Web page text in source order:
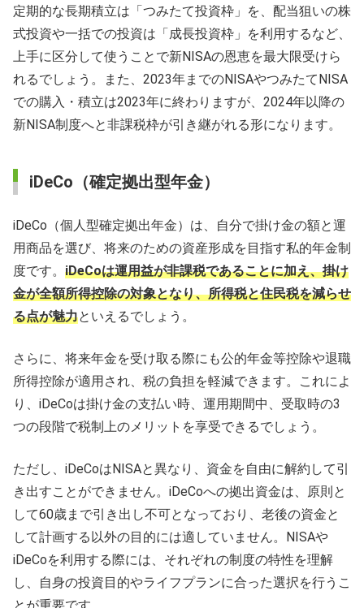
定期的な長期積立は「つみたて投資枠」を、配当狙いの株
式投資や一括での投資は「成長投資枠」を利用するなど、
上手に区分して使うことで新NISAの恩恵を最大限受けら
れるでしょう。また、2023年までのNISAやつみたてNISA
での購入・積立は2023年に終わりますが、2024年以降の
新NISA制度へと非課税枠が引き継がれる形になります。
iDeCo（確定拠出型年金）
iDeCo（個人型確定拠出年金）は、自分で掛け金の額と運
用商品を選び、将来のための資産形成を目指す私的年金制
度です。 iDeCoは運用益が非課税であることに加え、掛け
金が全額所得控除の対象となり、所得税と住民税を減らせ
る点が魅力といえるでしょう。
さらに、将来年金を受け取る際にも公的年金等控除や退職
所得控除が適用され、税の負担を軽減できます。これによ
り、iDeCoは掛け金の支払い時、運用期間中、受取時の3
つの段階で税制上のメリットを享受できるでしょう。
ただし、iDeCoはNISAと異なり、資金を自由に解約して引
き出すことができません。iDeCoへの拠出資金は、原則と
して60歳まで引き出し不可となっており、老後の資金と
して計画する以外の目的には適していません。NISAや
iDeCoを利用する際には、それぞれの制度の特性を理解
し、自身の投資目的やライフプランに合った選択を行うこ